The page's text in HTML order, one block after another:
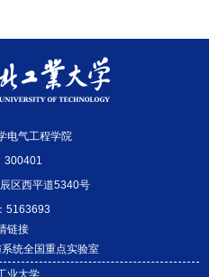
电气工程学院
300401
区西平道5340号
5163693
链接
统全国重点实验室
业大学